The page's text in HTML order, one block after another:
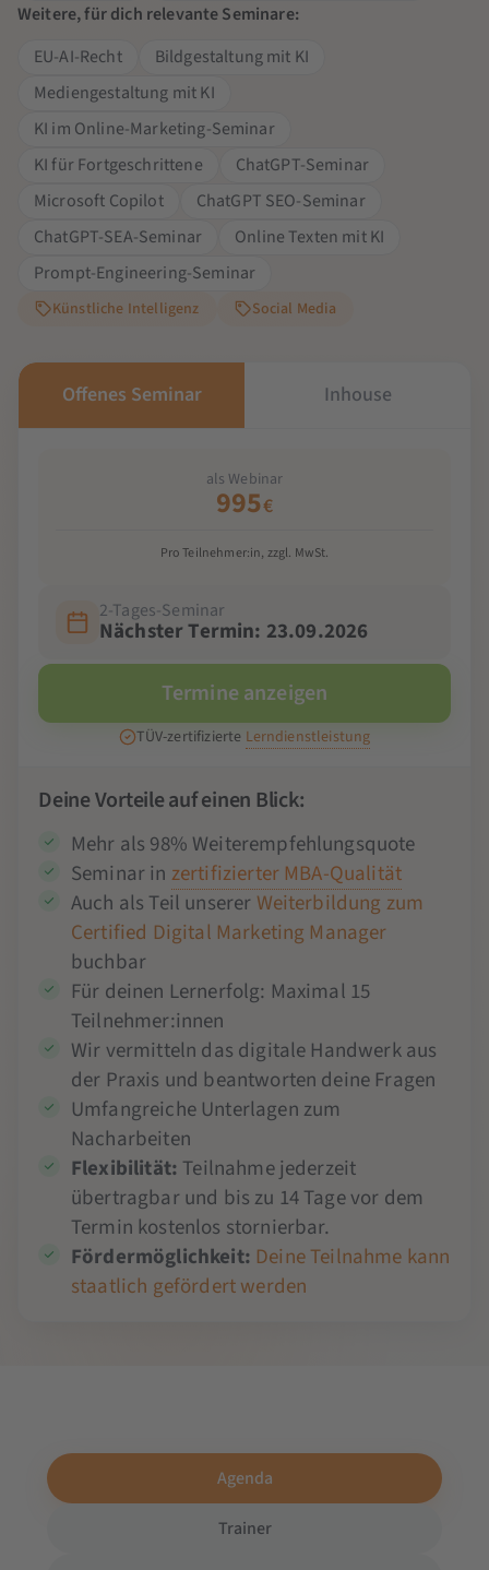
Weitere, für dich relevante Seminare:
EU-AI-Recht
Bildgestaltung mit KI
Mediengestaltung mit KI
KI im Online-Marketing-Seminar
KI für Fortgeschrittene
ChatGPT-Seminar
Microsoft Copilot
ChatGPT SEO-Seminar
ChatGPT-SEA-Seminar
Online Texten mit KI
Prompt-Engineering-Seminar
Künstliche Intelligenz Social Media
Offenes Seminar Inhouse
als Webinar
995€
Pro Teilnehmer:in, zzgl. MwSt.
2-Tages-Seminar
Nächster Termin: 23.09.2026
Termine anzeigen
TÜV-zertifizierte Lerndienstleistung
Deine Vorteile auf einen Blick:
Mehr als 98% Weiterempfehlungsquote
Seminar in zertifizierter MBA-Qualität
Auch als Teil unsererWeiterbildung zum
Certified Digital Marketing Manager
buchbar
Für deinen Lernerfolg: Maximal 15
Teilnehmer:innen
Wir vermitteln das digitale Handwerk aus
der Praxis und beantworten deine Fragen
Umfangreiche Unterlagen zum
Nacharbeiten
Flexibilität:Teilnahme jederzeit
übertragbar und bis zu 14 Tage vor dem
Termin kostenlos stornierbar.
Fördermöglichkeit: Deine Teilnahme kann
staatlich gefördert werden
Agenda
Trainer